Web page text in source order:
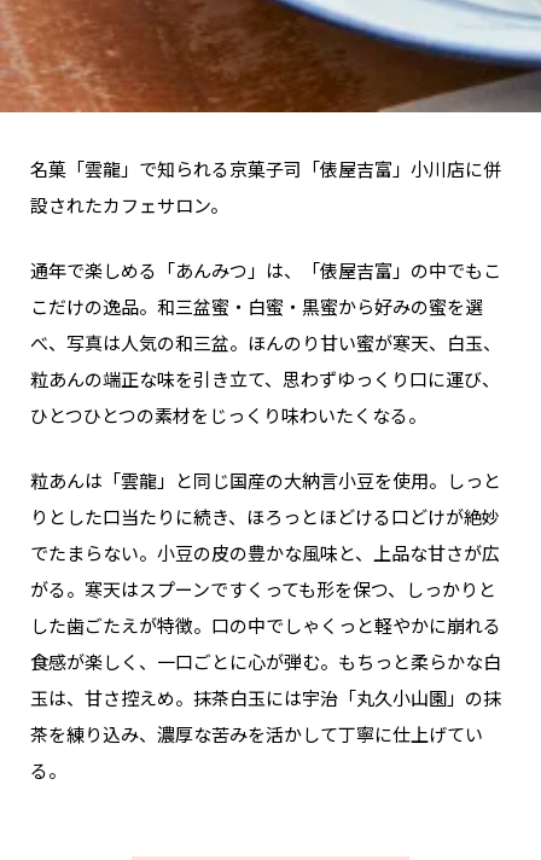
紹介します。
おすすめのイベント
名菓「雲龍」で知られる京菓子司「俵屋吉富」小川店に併
設されたカフェサロン。
通年で楽しめる「あんみつ」は、「俵屋吉富」の中でもこ
こだけの逸品。和三盆蜜・白蜜・黒蜜から好みの蜜を選
べ、写真は人気の和三盆。ほんのり甘い蜜が寒天、白玉、
粒あんの端正な味を引き立て、思わずゆっくり口に運び、
ひとつひとつの素材をじっくり味わいたくなる。
粒あんは「雲龍」と同じ国産の大納言小豆を使用。しっと
りとした口当たりに続き、ほろっとほどける口どけが絶妙
でたまらない。小豆の皮の豊かな風味と、上品な甘さが広
がる。寒天はスプーンですくっても形を保つ、しっかりと
した歯ごたえが特徴。口の中でしゃくっと軽やかに崩れる
食感が楽しく、一口ごとに心が弾む。もちっと柔らかな白
玉は、甘さ控えめ。抹茶白玉には宇治「丸久小山園」の抹
茶を練り込み、濃厚な苦みを活かして丁寧に仕上げてい
る。